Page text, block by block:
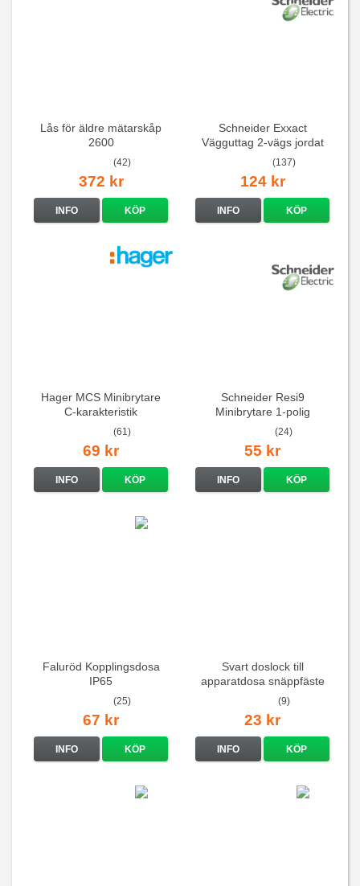
Lås för äldre mätarskåp
2600
(42)
372 kr
INFO KÖP
Schneider Exxact
Vägguttag 2-vägs jordat
Vit standarduttag
(137)
124 kr
INFO KÖP
Hager MCS Minibrytare
C-karakteristik
QuickConnect
(61)
69 kr
INFO KÖP
Schneider Resi9
Minibrytare 1-polig
(24)
55 kr
INFO KÖP
Faluröd Kopplingsdosa
IP65
(25)
67 kr
INFO KÖP
Svart doslock till
apparatdosa snäppfäste
(9)
23 kr
INFO KÖP